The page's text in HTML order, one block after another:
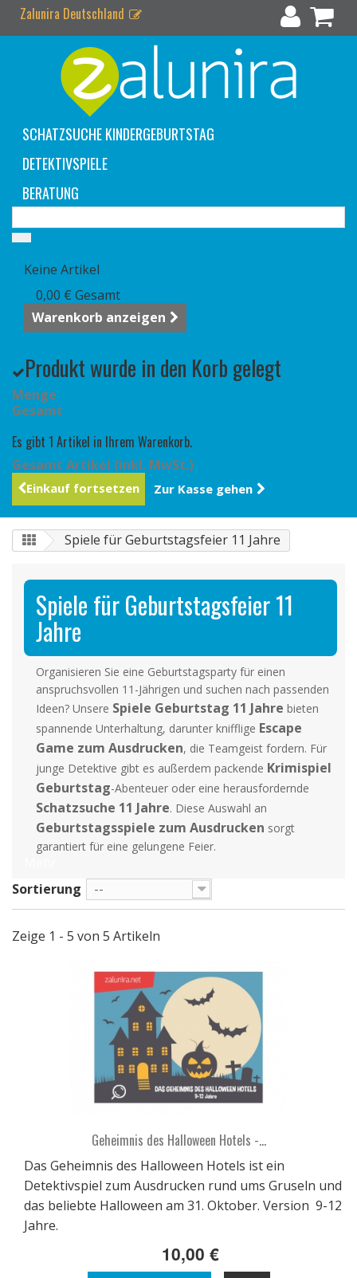
Zalunira Deutschland
SCHATZSUCHE KINDERGEBURTSTAG
DETEKTIVSPIELE
BERATUNG
Keine Artikel
0,00 € Gesamt
Warenkorb anzeigen
Produkt wurde in den Korb gelegt
Menge
Gesamt
Es gibt 1 Artikel in Ihrem Warenkorb.
Gesamt Artikel (inkl. MwSt.)
Einkauf fortsetzen Zur Kasse gehen
Spiele für Geburtstagsfeier 11 Jahre
Spiele für Geburtstagsfeier 11
Jahre
Organisieren Sie eine Geburtstagsparty für einen
anspruchsvollen 11-Jährigen und suchen nach passenden
Ideen? Unsere Spiele Geburtstag 11 Jahre bieten
spannende Unterhaltung, darunter knifflige Escape
Game zum Ausdrucken, die Teamgeist fordern. Für
junge Detektive gibt es außerdem packende Krimispiel
Geburtstag-Abenteuer oder eine herausfordernde
Schatzsuche 11 Jahre. Diese Auswahl an
Geburtstagsspiele zum Ausdrucken sorgt
garantiert für eine gelungene Feier.
Sortierung
--
Zeige 1 - 5 von 5 Artikeln
Geheimnis des Halloween Hotels -...
Das Geheimnis des Halloween Hotels ist ein
Detektivspiel zum Ausdrucken rund ums Gruseln und
das beliebte Halloween am 31. Oktober. Version 9-12
Jahre.
10,00 €